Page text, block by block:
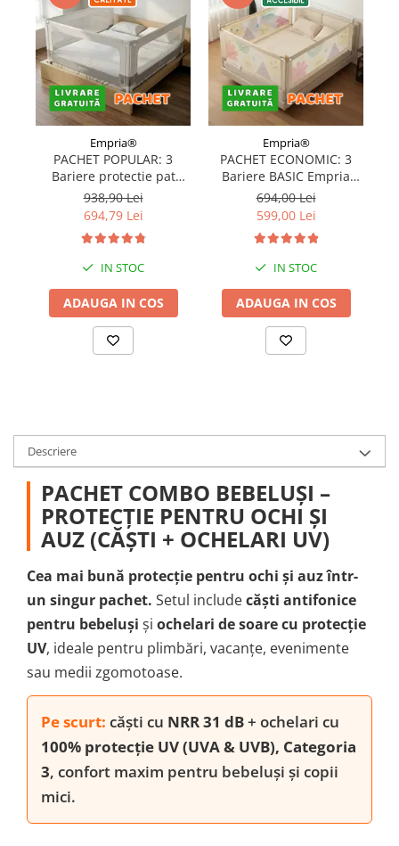
Produse Sub 50 Lei
Resigilate
Empria®
PACHET POPULAR: 3
Bariere protectie pat
copii, SELECT, 160x200
cm
938,90 Lei
694,79 Lei
IN STOC
ADAUGA IN COS
Empria®
PACHET ECONOMIC: 3
Bariere BASIC Empria
protectie pat 160X200 cm
+ bara stabilizatoare
694,00 Lei
599,00 Lei
IN STOC
ADAUGA IN COS
Descriere
PACHET COMBO BEBELUȘI –
PROTECȚIE PENTRU OCHI ȘI
AUZ (CĂȘTI + OCHELARI UV)
Cea mai bună protecție pentru ochi și auz într-
un singur pachet. Setul includecăști antifonice
pentru bebeluși și ochelari de soare cu protecție
UV, ideale pentru plimbări, vacanțe, evenimente
sau medii zgomotoase.
Pe scurt: căști cu NRR 31 dB+ ochelari cu
100% protecție UV (UVA & UVB), Categoria
3, confort maxim pentru bebeluși și copii
mici.